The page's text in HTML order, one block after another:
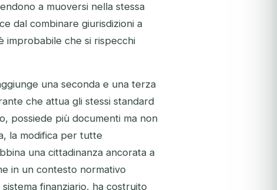
a muoversi nella stessa
dal combinare giurisdizioni a
improbabile che si rispecchi
una seconda e una terza
che attua gli stessi standard
possiede più documenti ma non
la modifica per tutte
una cittadinanza ancorata a
in un contesto normativo
finanziario, ha costruito